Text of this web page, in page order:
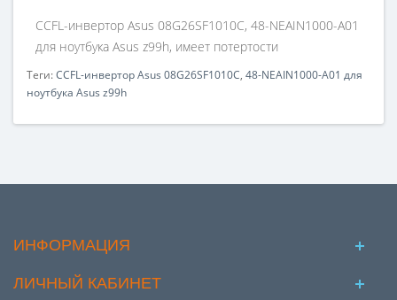
CCFL-инвертор Asus 08G26SF1010C, 48-NEAIN1000-A01
для ноутбука Asus z99h, имеет потертости
Теги:CCFL-инвертор Asus 08G26SF1010C, 48-NEAIN1000-A01 для
ноутбука Asus z99h
ИНФОРМАЦИЯ
ЛИЧНЫЙ КАБИНЕТ